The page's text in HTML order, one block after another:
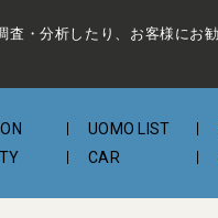
査・分析したり、お客様にお
UOMO LIST
CAR